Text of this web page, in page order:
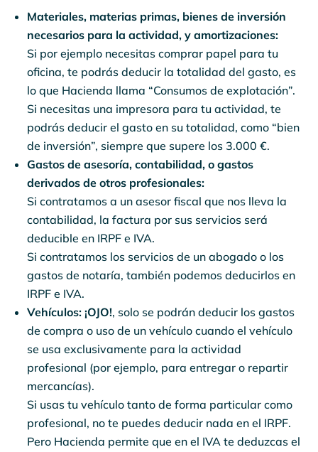
Materiales, materias primas, bienes de inversión
necesarios para la actividad, y amortizaciones:
Si por ejemplo necesitas comprar papel para tu
oficina, te podrás deducir la totalidad del gasto, es
lo que Hacienda llama “Consumos de explotación”.
Si necesitas una impresora para tu actividad, te
podrás deducir el gasto en su totalidad, como “bien
de inversión”, siempre que supere los 3.000 €.
Gastos de asesoría, contabilidad, o gastos
derivados de otros profesionales:
Si contratamos a un asesor fiscal que nos lleva la
contabilidad, la factura por sus servicios será
deducible en IRPF e IVA.
Si contratamos los servicios de un abogado o los
gastos de notaría, también podemos deducirlos en
IRPF e IVA.
Vehículos: ¡OJO!, solo se podrán deducir los gastos
de compra o uso de un vehículo cuando el vehículo
se usa exclusivamente para la actividad
profesional (por ejemplo, para entregar o repartir
mercancías).
Si usas tu vehículo tanto de forma particular como
profesional, no te puedes deducir nada en el IRPF.
Pero Hacienda permite que en el IVA te deduzcas el